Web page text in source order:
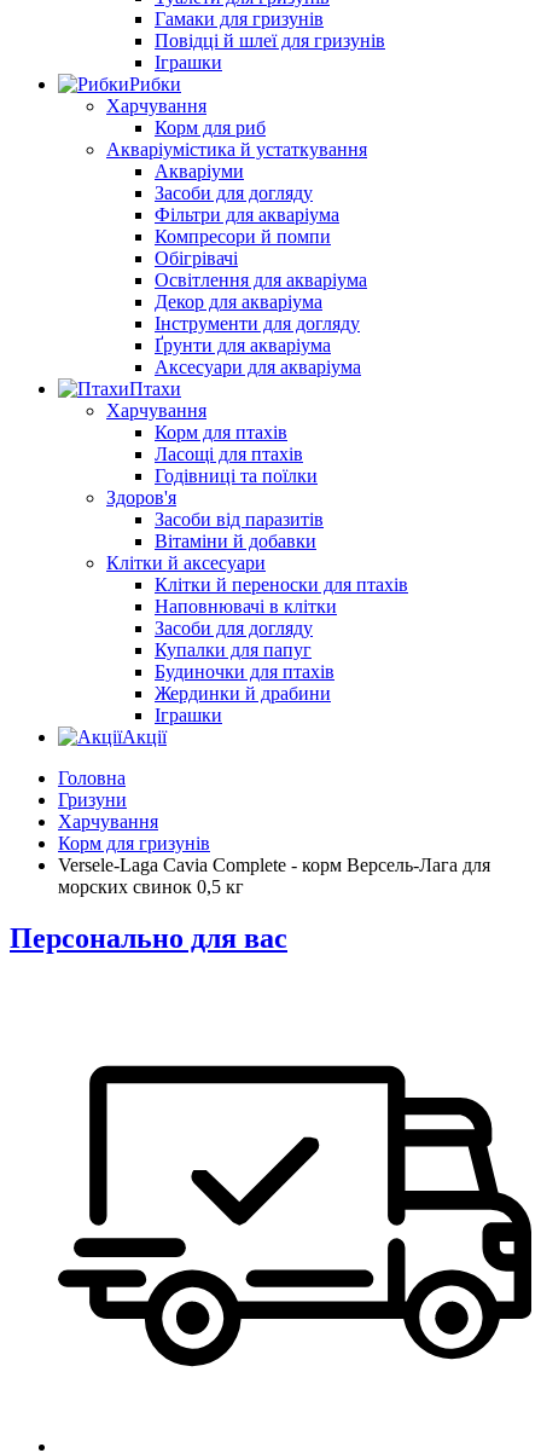
Гамаки для гризунів
Повідці й шлеї для гризунів
Іграшки
Рибки
Харчування
Корм для риб
Акваріумістика й устаткування
Акваріуми
Засоби для догляду
Фільтри для акваріума
Компресори й помпи
Обігрівачі
Освітлення для акваріума
Декор для акваріума
Інструменти для догляду
Ґрунти для акваріума
Аксесуари для акваріума
Птахи
Харчування
Корм для птахів
Ласощі для птахів
Годівниці та поїлки
Здоров'я
Засоби від паразитів
Вітаміни й добавки
Клітки й аксесуари
Клітки й переноски для птахів
Наповнювачі в клітки
Засоби для догляду
Купалки для папуг
Будиночки для птахів
Жердинки й драбини
Іграшки
Акції
Головна
Гризуни
Харчування
Корм для гризунів
Versele-Laga Cavia Complete - корм Версель-Лага для
морских свинок 0,5 кг
Персонально для вас